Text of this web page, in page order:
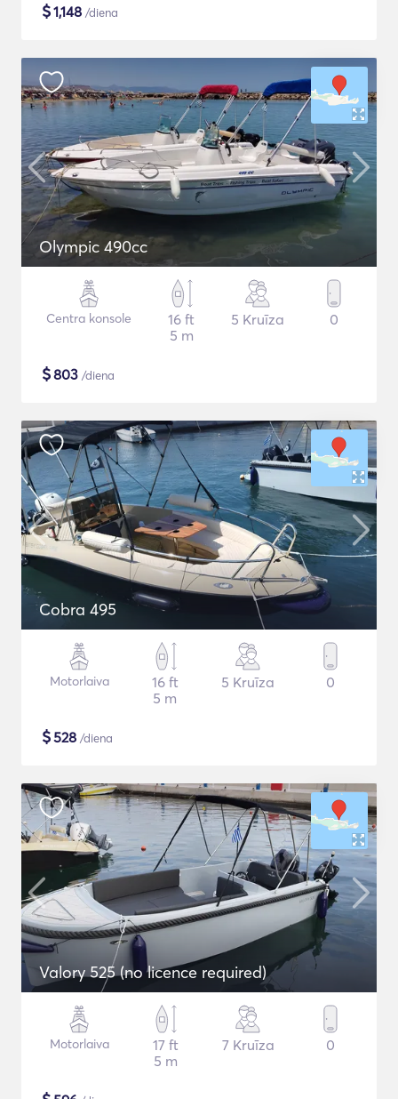
$1,148 /diena
Olympic 490cc
Centra konsole
16 ft
5 m
5 Kruīza 0
$803 /diena
Cobra 495
Motorlaiva
16 ft
5 m
5 Kruīza 0
$528 /diena
Valory 525 (no licence required)
Motorlaiva
17 ft
5 m
7 Kruīza 0